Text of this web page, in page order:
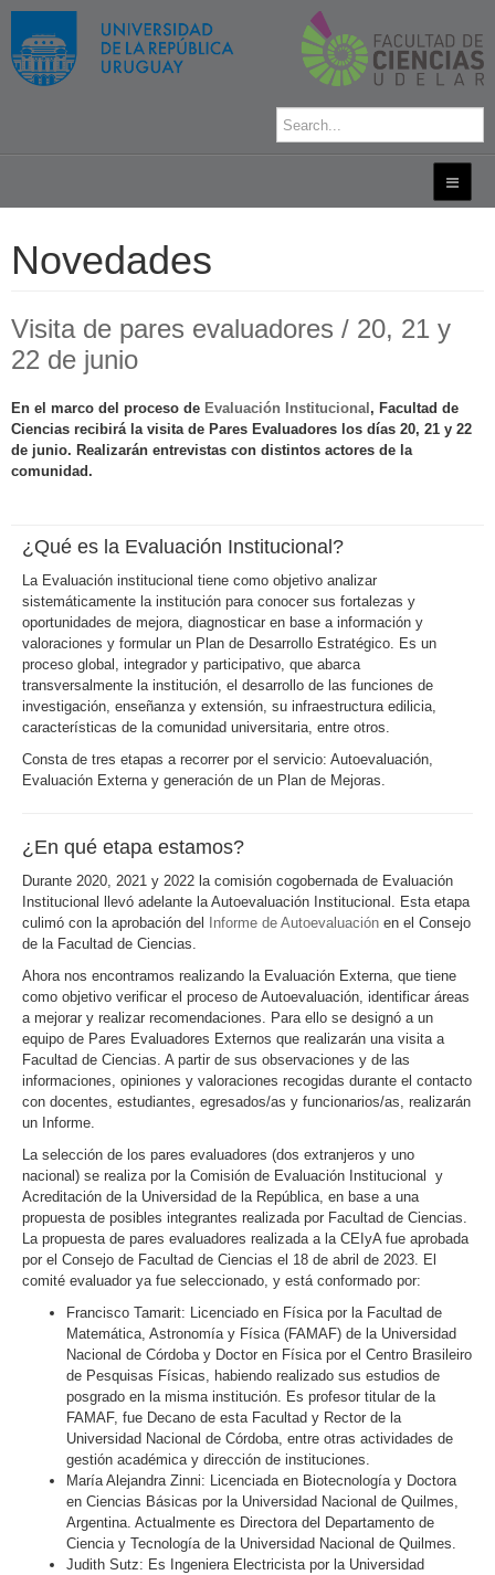
Novedades
Visita de pares evaluadores / 20, 21 y
22 de junio
En el marco del proceso de Evaluación Institucional , Facultad de
Ciencias recibirá la visita de Pares Evaluadores los días 20, 21 y 22
de junio. Realizarán entrevistas con distintos actores de la
comunidad.
¿Qué es la Evaluación Institucional?
La Evaluación institucional tiene como objetivo analizar
sistemáticamente la institución para conocer sus fortalezas y
oportunidades de mejora, diagnosticar en base a información y
valoraciones y formular un Plan de Desarrollo Estratégico. Es un
proceso global, integrador y participativo, que abarca
transversalmente la institución, el desarrollo de las funciones de
investigación, enseñanza y extensión, su infraestructura edilicia,
características de la comunidad universitaria, entre otros.
Consta de tres etapas a recorrer por el servicio: Autoevaluación,
Evaluación Externa y generación de un Plan de Mejoras.
¿En qué etapa estamos?
Durante 2020, 2021 y 2022 la comisión cogobernada de Evaluación
Institucional llevó adelante la Autoevaluación Institucional. Esta etapa
culimó con la aprobación del
Informe de Autoevaluación en el Consejo
de la Facultad de Ciencias.
Ahora nos encontramos realizando la Evaluación Externa, que tiene
como objetivo verificar el proceso de Autoevaluación, identificar áreas
a mejorar y realizar recomendaciones. Para ello se designó a un
equipo de Pares Evaluadores Externos que realizarán una visita a
Facultad de Ciencias. A partir de sus observaciones y de las
informaciones, opiniones y valoraciones recogidas durante el contacto
con docentes, estudiantes, egresados/as y funcionarios/as, realizarán
un Informe.
La selección de los pares evaluadores (dos extranjeros y uno
nacional) se realiza por la Comisión de Evaluación Institucional y
Acreditación de la Universidad de la República, en base a una
propuesta de posibles integrantes realizada por Facultad de Ciencias.
La propuesta de pares evaluadores realizada a la CEIyA fue aprobada
por el Consejo de Facultad de Ciencias el 18 de abril de 2023. El
comité evaluador ya fue seleccionado, y está conformado por:
Francisco Tamarit: Licenciado en Física por la Facultad de
Matemática, Astronomía y Física (FAMAF) de la Universidad
Nacional de Córdoba y Doctor en Física por el Centro Brasileiro
de Pesquisas Físicas, habiendo realizado sus estudios de
posgrado en la misma institución. Es profesor titular de la
FAMAF, fue Decano de esta Facultad y Rector de la
Universidad Nacional de Córdoba, entre otras actividades de
gestión académica y dirección de instituciones.
María Alejandra Zinni: Licenciada en Biotecnología y Doctora
en Ciencias Básicas por la Universidad Nacional de Quilmes,
Argentina. Actualmente es Directora del Departamento de
Ciencia y Tecnología de la Universidad Nacional de Quilmes.
Judith Sutz: Es Ingeniera Electricista por la Universidad